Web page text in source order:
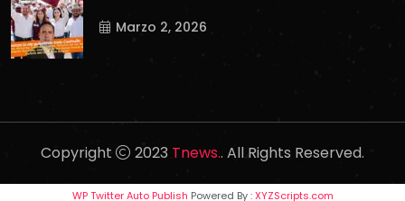
Marzo 2, 2026
Copyright 2023 Tnews.. All Rights Reserved.
WP Twitter Auto Publish Powered By :XYZScripts.com